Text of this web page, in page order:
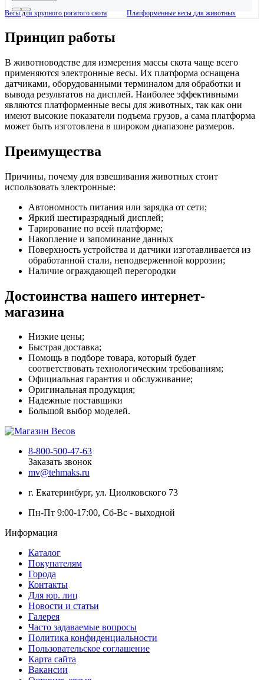
Весы для крупного рогатого скота Платформенные весы для животных
Принцип работы
В животноводстве для измерения массы скота чаще всего
применяются электронные весы. Их платформа оснащена
датчиками, оборудованными терминалом для обработки и
вывода результатов на дисплей. Наиболее эффективными
являются платформенные весы для животных, так как они
имеют высокие показатели подъема грузов, а сама платформа
может быть изготовлена в широком диапазоне размеров.
Преимущества
Причины, почему для взвешивания животных стоит
использовать электронные:
Автономность питания или зарядка от сети;
Яркий шестиразрядный дисплей;
Тарирование по всей платформе;
Накопление и запоминание данных
Поверхность устройства и датчики изготавливается из
обработанной стали, неподверженной коррозии;
Наличие ограждающей перегородки
Достоинства нашего интернет-
магазина
Низкие цены;
Быстрая доставка;
Помощь в подборе товара, который будет
соответствовать технологическим требованиям;
Официальная гарантия и обслуживание;
Оригинальная продукция;
Надежные поставщики
Большой выбор моделей.
8-800-500-47-63
Заказать звонок
mv@tehmaks.ru
г. Екатеринбург, ул. Циолковского 73
Пн-Пт 9:00-17:00, Сб-Вс - выходной
Информация
Каталог
Покупателям
Города
Контакты
Для юр. лиц
Новости и статьи
Галерея
Часто задаваемые вопросы
Политика конфиденциальности
Пользовательское соглашение
Карта сайта
Вакансии